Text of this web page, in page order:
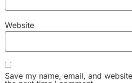
Website
Save my name, email, and